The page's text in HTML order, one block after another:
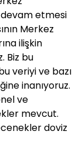
devam etmesi
Merkez
ilişkin
Biz bu
veriyi ve bazı
inanıyoruz.
ve
mevcut.
doviz